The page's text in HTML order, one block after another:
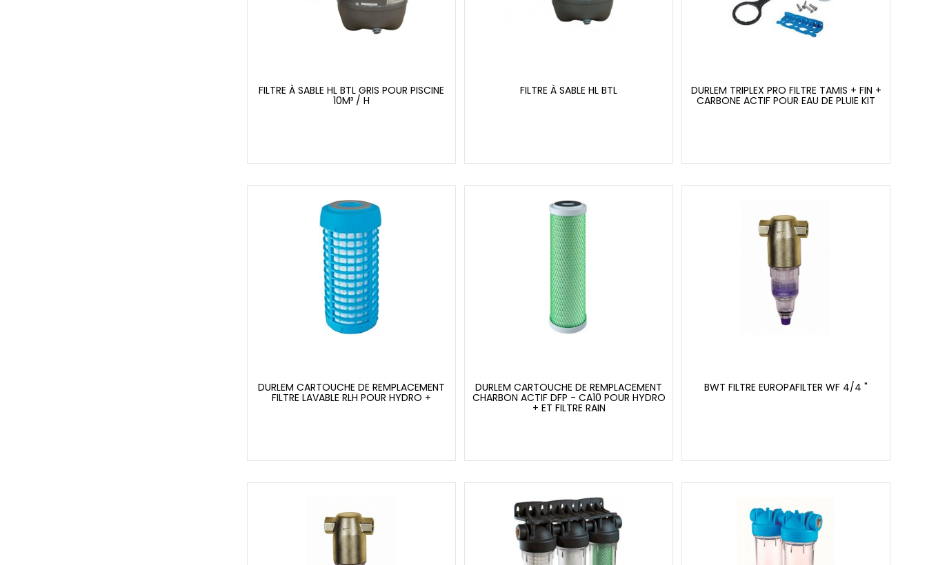
FILTRE À SABLE HL BTL GRIS POUR PISCINE
10M³ / H
FILTRE À SABLE HL BTL DURLEM TRIPLEX PRO FILTRE TAMIS + FIN +
CARBONE ACTIF POUR EAU DE PLUIE KIT
DURLEM CARTOUCHE DE REMPLACEMENT
FILTRE LAVABLE RLH POUR HYDRO +
DURLEM CARTOUCHE DE REMPLACEMENT
CHARBON ACTIF DFP - CA10 POUR HYDRO
+ ET FILTRE RAIN
BWT FILTRE EUROPAFILTER WF 4/4 "